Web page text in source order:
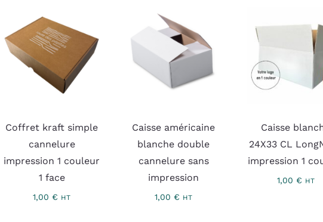
Coffret kraft simple
cannelure
impression 1 couleur
1 face
1,00€ HT
Caisse américaine
blanche double
cannelure sans
impression
1,00€ HT
Caisse
24X33 CL
impression 1
1,00 € HT